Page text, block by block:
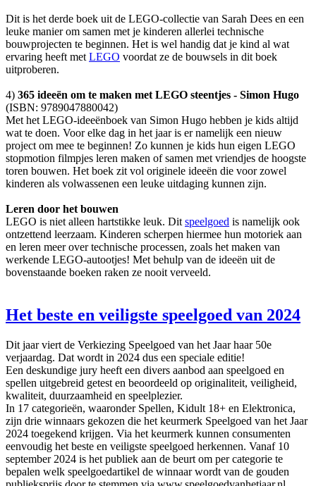
Dit is het derde boek uit de LEGO-collectie van Sarah Dees en een
leuke manier om samen met je kinderen allerlei technische
bouwprojecten te beginnen. Het is wel handig dat je kind al wat
ervaring heeft met LEGO voordat ze de bouwsels in dit boek
uitproberen.
4) 365 ideeën om te maken met LEGO steentjes - Simon Hugo
(ISBN: 9789047880042)
Met het LEGO-ideeënboek van Simon Hugo hebben je kids altijd
wat te doen. Voor elke dag in het jaar is er namelijk een nieuw
project om mee te beginnen! Zo kunnen je kids hun eigen LEGO
stopmotion filmpjes leren maken of samen met vriendjes de hoogste
toren bouwen. Het boek zit vol originele ideeën die voor zowel
kinderen als volwassenen een leuke uitdaging kunnen zijn.
Leren door het bouwen
LEGO is niet alleen hartstikke leuk. Dit speelgoed is namelijk ook
ontzettend leerzaam. Kinderen scherpen hiermee hun motoriek aan
en leren meer over technische processen, zoals het maken van
werkende LEGO-autootjes! Met behulp van de ideeën uit de
bovenstaande boeken raken ze nooit verveeld.
Het beste en veiligste speelgoed van 2024
Dit jaar viert de Verkiezing Speelgoed van het Jaar haar 50e
verjaardag. Dat wordt in 2024 dus een speciale editie!
Een deskundige jury heeft een divers aanbod aan speelgoed en
spellen uitgebreid getest en beoordeeld op originaliteit, veiligheid,
kwaliteit, duurzaamheid en speelplezier.
In 17 categorieën, waaronder Spellen, Kidult 18+ en Elektronica,
zijn drie winnaars gekozen die het keurmerk Speelgoed van het Jaar
2024 toegekend krijgen. Via het keurmerk kunnen consumenten
eenvoudig het beste en veiligste speelgoed herkennen. Vanaf 10
september 2024 is het publiek aan de beurt om per categorie te
bepalen welk speelgoedartikel de winnaar wordt van de gouden